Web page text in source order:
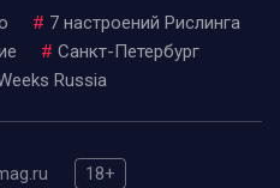
# 7 настроений Рислинга
# Санкт-Петербург
Russia
18+